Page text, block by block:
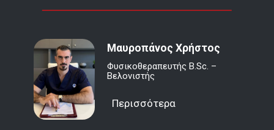
Μαυροπάνος Χρήστος
Φυσικοθεραπευτής B.Sc. –
Βελονιστής
Περισσότερα